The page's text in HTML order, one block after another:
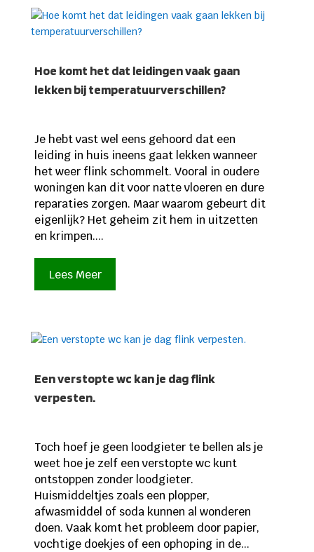
Hoe komt het dat leidingen vaak gaan
lekken bij temperatuurverschillen?
Je hebt vast wel eens gehoord dat een
leiding in huis ineens gaat lekken wanneer
het weer flink schommelt. Vooral in oudere
woningen kan dit voor natte vloeren en dure
reparaties zorgen. Maar waarom gebeurt dit
eigenlijk? Het geheim zit hem in uitzetten
en krimpen....
Lees Meer
Een verstopte wc kan je dag flink
verpesten.
Toch hoef je geen loodgieter te bellen als je
weet hoe je zelf een verstopte wc kunt
ontstoppen zonder loodgieter.
Huismiddeltjes zoals een plopper,
afwasmiddel of soda kunnen al wonderen
doen. Vaak komt het probleem door papier,
vochtige doekjes of een ophoping in de...